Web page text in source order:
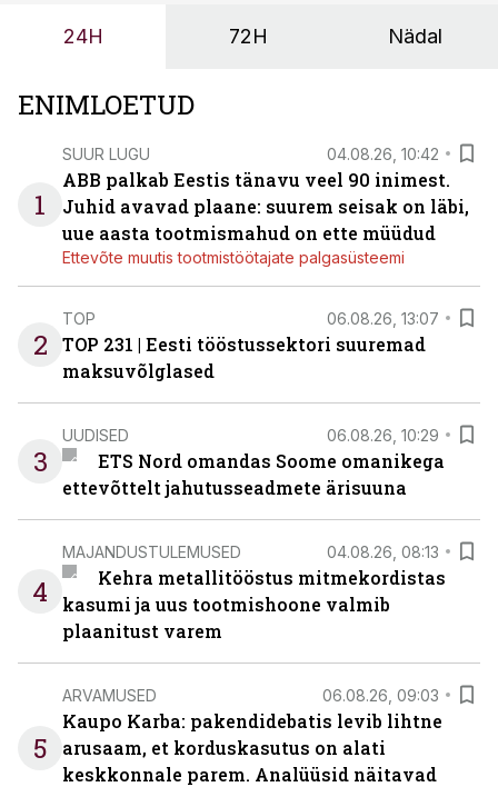
24H 72H Nädal
ENIMLOETUD
1
SUUR LUGU 04.08.26, 10:42
ABB palkab Eestis tänavu veel 90 inimest.
Juhid avavad plaane: suurem seisak on läbi,
uue aasta tootmismahud on ette müüdud
Ettevõte muutis tootmistöötajate palgasüsteemi
2
TOP 06.08.26, 13:07
TOP 231 | Eesti tööstussektori suuremad
maksuvõlglased
3
UUDISED 06.08.26, 10:29
ETS Nord omandas Soome omanikega
ettevõttelt jahutusseadmete ärisuuna
4
MAJANDUSTULEMUSED 04.08.26, 08:13
Kehra metallitööstus mitmekordistas
kasumi ja uus tootmishoone valmib
plaanitust varem
5
ARVAMUSED 06.08.26, 09:03
Kaupo Karba: pakendidebatis levib lihtne
arusaam, et korduskasutus on alati
keskkonnale parem. Analüüsid näitavad